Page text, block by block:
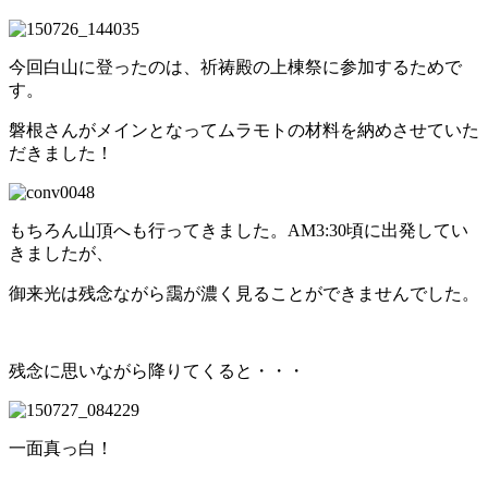
今回白山に登ったのは、祈祷殿の上棟祭に参加するためで
す。
磐根さんがメインとなってムラモトの材料を納めさせていた
だきました！
もちろん山頂へも行ってきました。AM3:30頃に出発してい
きましたが、
御来光は残念ながら靄が濃く見ることができませんでした。
残念に思いながら降りてくると・・・
一面真っ白！